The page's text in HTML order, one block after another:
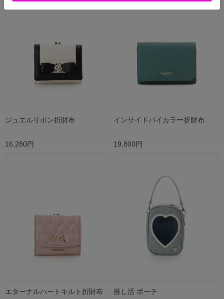
ジュエルリボン折財布
16,280円
インサイドバイカラー折財布
19,800円
エターナルハートキルト折財布 推し活 ポーチ